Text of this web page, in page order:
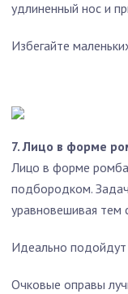
удлиненный нос и
Избегайте
7. Лицо в форме
Лицо в форме ромба
подбородком.
уравновешивая тем
Идеально подойдут
Очковые оправы